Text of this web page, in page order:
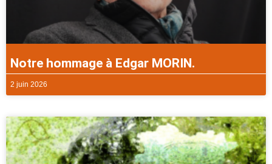
Notre hommage à Edgar MORIN.
2 juin 2026